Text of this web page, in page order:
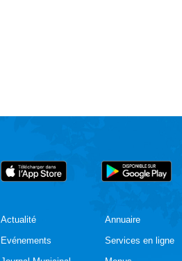
Actualité
Evénements
Annuaire
Services en ligne